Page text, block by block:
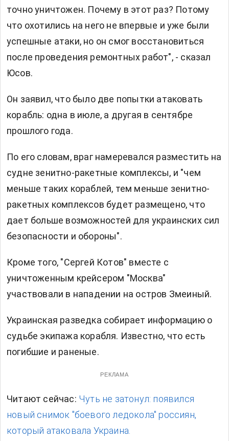
точно уничтожен. Почему в этот раз? Потому
что охотились на него не впервые и уже были
успешные атаки, но он смог восстановиться
после проведения ремонтных работ", - сказал
Юсов.
Он заявил, что было две попытки атаковать
корабль: одна в июле, а другая в сентябре
прошлого года.
По его словам, враг намеревался разместить на
судне зенитно-ракетные комплексы, и "чем
меньше таких кораблей, тем меньше зенитно-
ракетных комплексов будет размещено, что
дает больше возможностей для украинских сил
безопасности и обороны".
Кроме того, "Сергей Котов" вместе с
уничтоженным крейсером "Москва"
участвовали в нападении на остров Змеиный.
Украинская разведка собирает информацию о
судьбе экипажа корабля. Известно, что есть
погибшие и раненые.
РЕКЛАМА
Читают сейчас: Чуть не затонул: появился
новый снимок "боевого ледокола" россиян,
который атаковала Украина.